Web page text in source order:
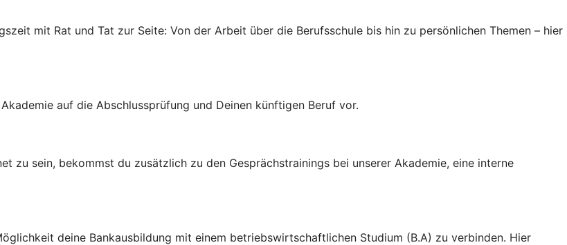
mit Rat und Tat zur Seite: Von der Arbeit über die Berufsschule bis hin zu persönlichen Themen – hier
auf die Abschlussprüfung und Deinen künftigen Beruf vor.
zu sein, bekommst du zusätzlich zu den Gesprächstrainings bei unserer Akademie, eine interne
deine Bankausbildung mit einem betriebswirtschaftlichen Studium (B.A) zu verbinden. Hier